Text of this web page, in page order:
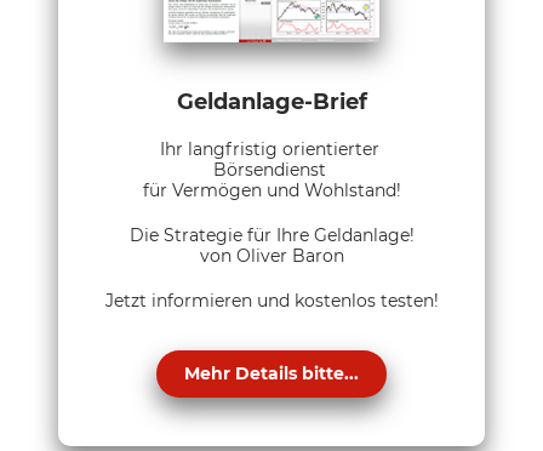
Geldanlage-Brief
Ihr langfristig orientierter
Börsendienst
für Vermögen und Wohlstand!
Die Strategie für Ihre Geldanlage!
von Oliver Baron
Jetzt informieren und kostenlos testen!
Mehr Details bitte...